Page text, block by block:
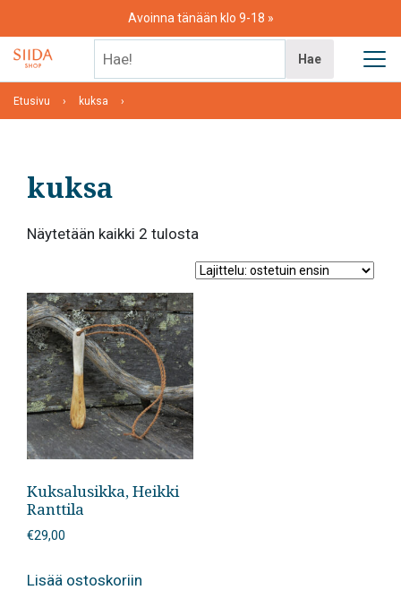
content
Avoinna tänään klo 9-18
Hae
Etusivu kuksa
kuksa
Näytetään kaikki 2 tulosta
ensin
Kuksalusikka, Heikki
Ranttila
€29,00
Lisää ostoskoriin